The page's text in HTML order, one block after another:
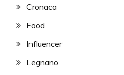
Cronaca
Food
Influencer
Legnano